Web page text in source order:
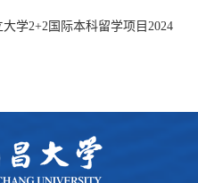
学2+2国际本科留学项目2024